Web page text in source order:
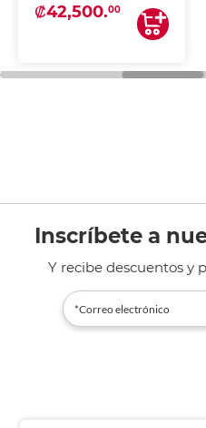
₡42,500.00
Inscríbete a
Y recibe descuentos y